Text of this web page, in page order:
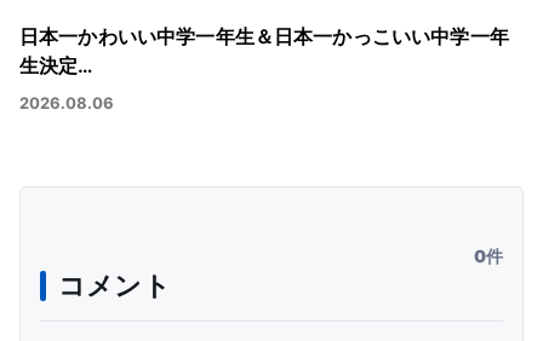
日本一かわいい中学一年生＆日本一かっこいい中学一年
生決定…
2026.08.06
コメント
0件